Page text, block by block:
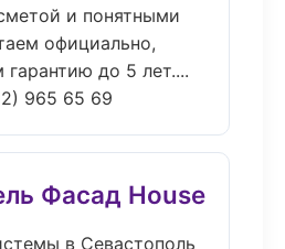
и понятными
официально,
гарантию до 5 лет....
965 65 69
Фасад House
в Севастополь